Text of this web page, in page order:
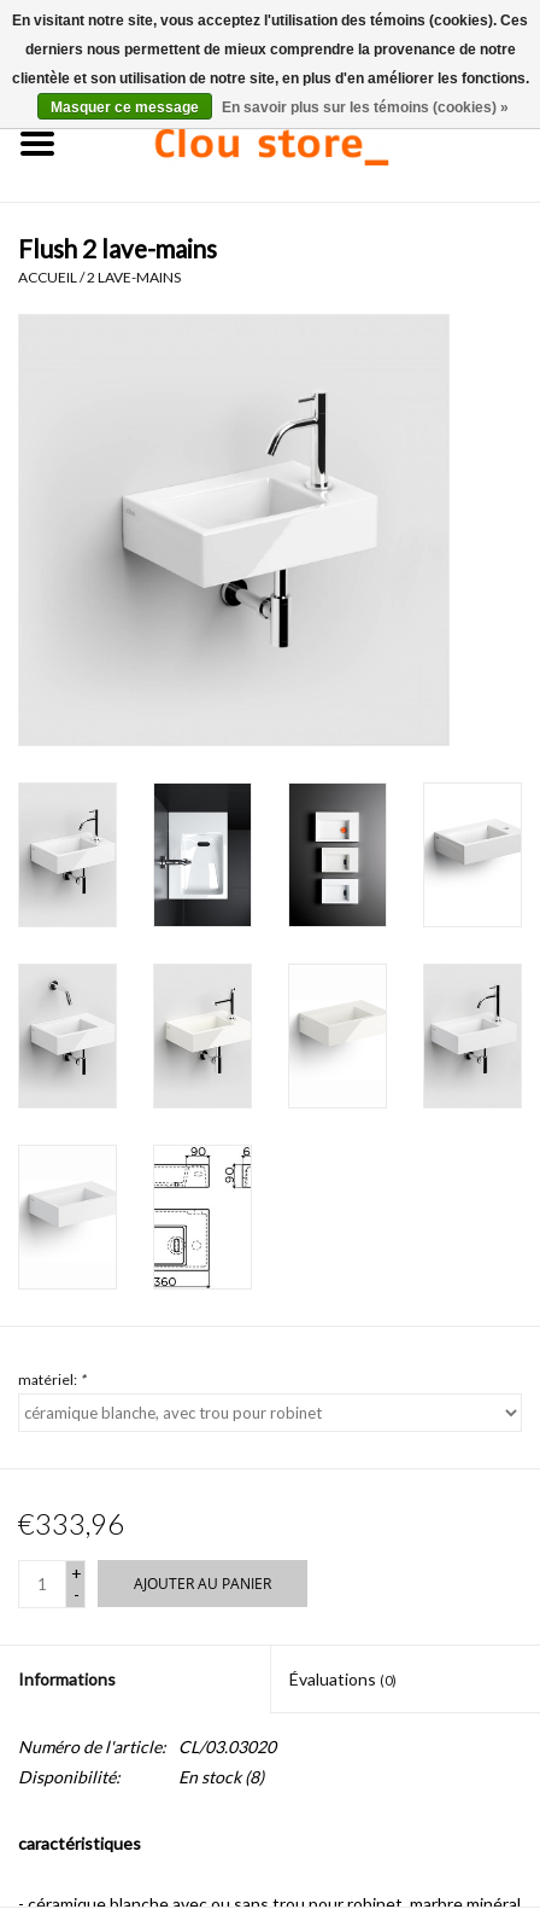
Accueil
Ensembles de lave-mains
Lave-mains
Flush 2 lave-mains
ACCUEIL /2 LAVE-MAINS
matériel: *
€333,96
+
-
AJOUTER AU PANIER
Informations Évaluations (0)
Numéro de l'article:
CL/03.03020
Disponibilité:
En stock(8)
caractéristiques
- céramique blanche avec ou sans trou pour robinet, marbre minéral
En visitant notre site, vous acceptez l'utilisation des témoins (cookies). Ces
derniers nous permettent de mieux comprendre la provenance de notre
clientèle et son utilisation de notre site, en plus d'en améliorer les fonctions.
Masquer ce message
En savoir plus sur les témoins (cookies) »